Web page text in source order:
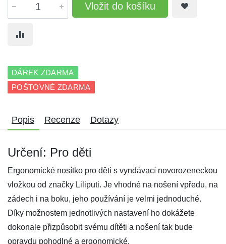
Vložit do košíku
DÁREK ZDARMA
POŠTOVNÉ ZDARMA
Popis Recenze Dotazy
Určení: Pro děti
Ergonomické nosítko pro děti s vyndávací novorozeneckou
vložkou od značky Liliputi. Je vhodné na nošení vpředu, na
zádech i na boku, jeho používání je velmi jednoduché.
Díky možnostem jednotlivých nastavení ho dokážete
dokonale přizpůsobit svému dítěti a nošení tak bude
opravdu pohodlné a ergonomické.